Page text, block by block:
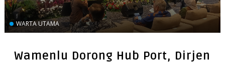
WARTA UTAMA
Wamenlu Dorong Hub Port, Dirjen